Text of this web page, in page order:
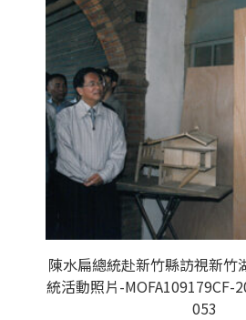
陳水扁總統赴新竹縣訪視新竹
統活動照片-MOFA109179CF-
053